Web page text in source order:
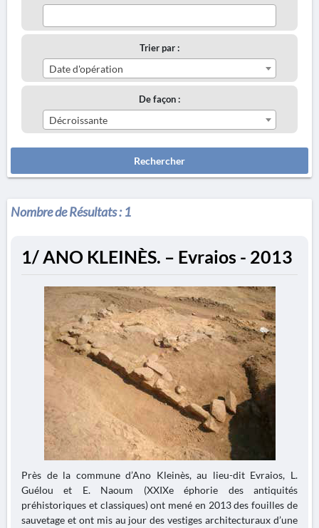
Trier par :
Date d'opération
De façon :
Décroissante
Rechercher
Nombre de Résultats :1
1/ ANO KLEINÈS. – Evraios - 2013
Près de la commune d’Ano Kleinès, au lieu-dit Evraios, L.
Guélou et E. Naoum (XXIXe éphorie des antiquités
préhistoriques et classiques) ont mené en 2013 des fouilles de
sauvetage et ont mis au jour des vestiges architecturaux d’une